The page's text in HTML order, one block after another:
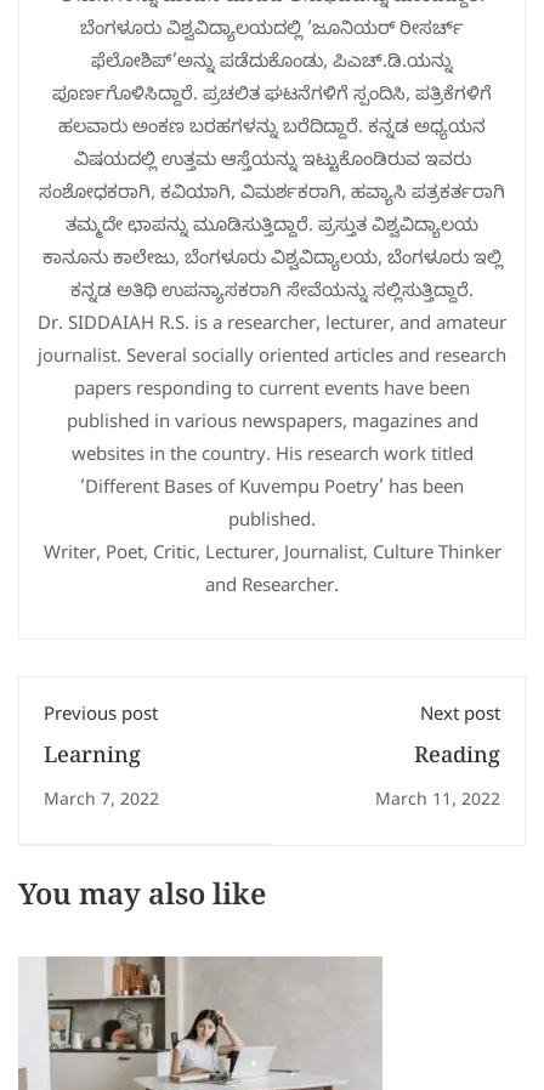
ಬೆಂಗಳೂರು ವಿಶ್ವವಿದ್ಯಾಲಯದಲ್ಲಿ ‘ಜೂನಿಯರ್ ರೀಸರ್ಚ್
ಫೆಲೋಶಿಪ್’ಅನ್ನು ಪಡೆದುಕೊಂಡು, ಪಿಎಚ್.ಡಿ.ಯನ್ನು
ಪೂರ್ಣಗೊಳಿಸಿದ್ದಾರೆ. ಪ್ರಚಲಿತ ಘಟನೆಗಳಿಗೆ ಸ್ಪಂದಿಸಿ, ಪತ್ರಿಕೆಗಳಿಗೆ
ಹಲವಾರು ಅಂಕಣ ಬರಹಗಳನ್ನು ಬರೆದಿದ್ದಾರೆ. ಕನ್ನಡ ಅಧ್ಯಯನ
ವಿಷಯದಲ್ಲಿ ಉತ್ತಮ ಆಸ್ತೆಯನ್ನು ಇಟ್ಟುಕೊಂಡಿರುವ ಇವರು
ಸಂಶೋಧಕರಾಗಿ, ಕವಿಯಾಗಿ, ವಿಮರ್ಶಕರಾಗಿ, ಹವ್ಯಾಸಿ ಪತ್ರಕರ್ತರಾಗಿ
ತಮ್ಮದೇ ಛಾಪನ್ನು ಮೂಡಿಸುತ್ತಿದ್ದಾರೆ. ಪ್ರಸ್ತುತ ವಿಶ್ವವಿದ್ಯಾಲಯ
ಕಾನೂನು ಕಾಲೇಜು, ಬೆಂಗಳೂರು ವಿಶ್ವವಿದ್ಯಾಲಯ, ಬೆಂಗಳೂರು ಇಲ್ಲಿ
ಕನ್ನಡ ಅತಿಥಿ ಉಪನ್ಯಾಸಕರಾಗಿ ಸೇವೆಯನ್ನು ಸಲ್ಲಿಸುತ್ತಿದ್ದಾರೆ.
Dr. SIDDAIAH R.S. is a researcher, lecturer, and amateur
journalist. Several socially oriented articles and research
papers responding to current events have been
published in various newspapers, magazines and
websites in the country. His research work titled
‘Different Bases of Kuvempu Poetry’ has been
published.
Writer, Poet, Critic, Lecturer, Journalist, Culture Thinker
and Researcher.
Previous post
Learning
March 7, 2022
Next post
Reading
March 11, 2022
You may also like